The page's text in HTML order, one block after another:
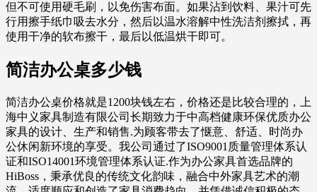
但不可使用硬毛刷，以免伤害布面。如果沾到饮料、果汁可先
行用擦手纸巾吸去水分，然后以温水溶解中性洗洁剂擦拭，再
使用干净的软布擦干，最后以低温烘干即可。
简洁办公桌多少钱
简洁办公桌价格就是1200块钱左右，价格还是比较合理的，上
海中义家具制造有限公司长期致力于中高档健康环保优质办公
家具的设计、生产和销售.为顾客带去了惬意、舒适、时尚办
公休闲新环境的享受。我公司通过了ISO9001质量管理体系认
证和ISO14001环境管理体系认证.作为办公家具首选品牌的
HiBoss，秉承优良的传统文化韵味，融合中外家具艺术的潮